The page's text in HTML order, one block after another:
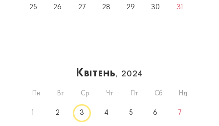
25 26 27 28 29 30 31
Квітень, 2024
Пн Вт Ср Чт Пт Сб Нд
1 2 3 4 5 6 7